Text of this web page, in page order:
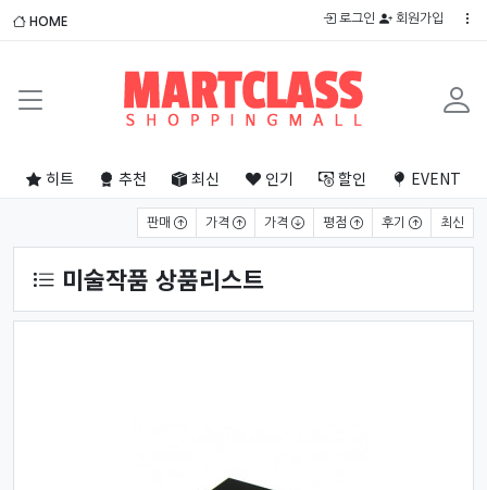
HOME 로그인 회원가입
히트 추천 최신 인기 할인 EVENT
판매 가격 가격 평점 후기 최신
미술작품 상품리스트